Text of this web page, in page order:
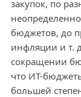
закупок, по
бюджетов, до
инфляции и т.
сокращении
что ИТ-
большей